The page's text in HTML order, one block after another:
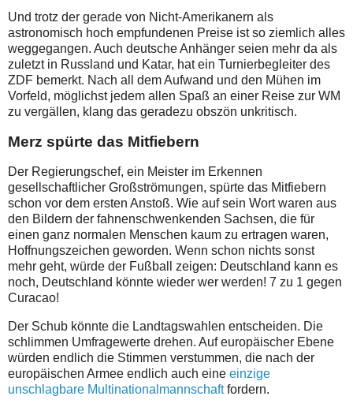
Und trotz der gerade von Nicht-Amerikanern als
astronomisch hoch empfundenen Preise ist so ziemlich alles
weggegangen. Auch deutsche Anhänger seien mehr da als
zuletzt in Russland und Katar, hat ein Turnierbegleiter des
ZDF bemerkt. Nach all dem Aufwand und den Mühen im
Vorfeld, möglichst jedem allen Spaß an einer Reise zur WM
zu vergällen, klang das geradezu obszön unkritisch.
Merz spürte das Mitfiebern
Der Regierungschef, ein Meister im Erkennen
gesellschaftlicher Großströmungen, spürte das Mitfiebern
schon vor dem ersten Anstoß. Wie auf sein Wort waren aus
den Bildern der fahnenschwenkenden Sachsen, die für
einen ganz normalen Menschen kaum zu ertragen waren,
Hoffnungszeichen geworden. Wenn schon nichts sonst
mehr geht, würde der Fußball zeigen: Deutschland kann es
noch, Deutschland könnte wieder wer werden! 7 zu 1 gegen
Curacao!
Der Schub könnte die Landtagswahlen entscheiden. Die
schlimmen Umfragewerte drehen. Auf europäischer Ebene
würden endlich die Stimmen verstummen, die nach der
europäischen Armee endlich auch eine einzige
unschlagbare Multinationalmannschaftfordern.